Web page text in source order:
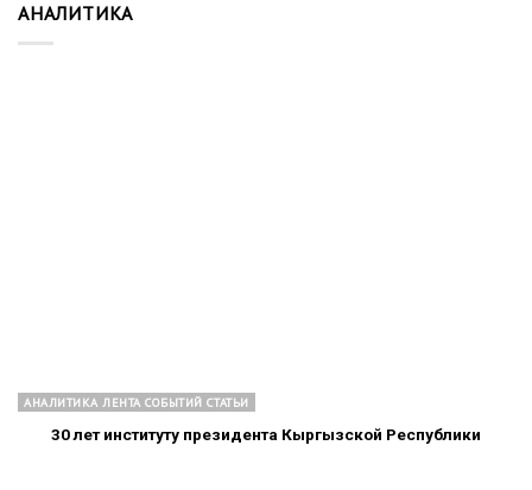
АНАЛИТИКА
АНАЛИТИКА ЛЕНТА СОБЫТИЙ СТАТЬИ
30 лет институту президента Кыргызской Республики